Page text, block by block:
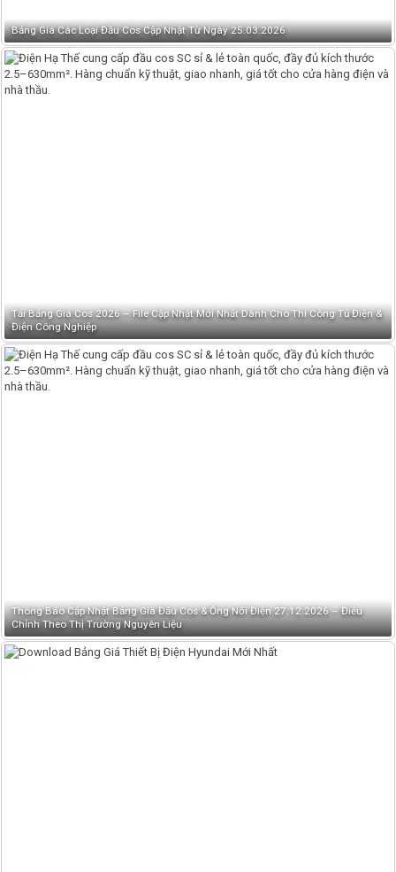
Bảng Giá Các Loại Đầu Cos Cập Nhật Từ Ngày 25.03.2026
Tải Bảng Giá Cos 2026 – File Cập Nhật Mới Nhất Dành Cho Thi Công Tủ Điện &
Điện Công Nghiệp
Thông Báo Cập Nhật Bảng Giá Đầu Cos & Ống Nối Điện 27.12.2026 – Điều
Chỉnh Theo Thị Trường Nguyên Liệu